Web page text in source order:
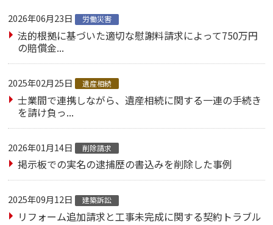
2026年06月23日 労働災害
法的根拠に基づいた適切な慰謝料請求によって750万円
の賠償金...
2025年02月25日 遺産相続
士業間で連携しながら、遺産相続に関する一連の手続き
を請け負っ...
2026年01月14日 削除請求
掲示板での実名の逮捕歴の書込みを削除した事例
2025年09月12日 建築訴訟
リフォーム追加請求と工事未完成に関する契約トラブル